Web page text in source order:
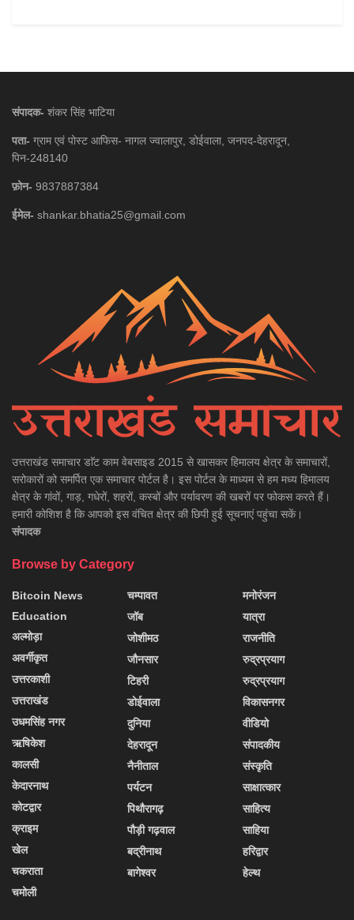
संपादक- शंकर सिंह भाटिया
पता- ग्राम एवं पोस्ट आफिस- नागल ज्वालापुर, डोईवाला, जनपद-देहरादून,
पिन-248140
फ़ोन- 9837887384
ईमेल- shankar.bhatia25@gmail.com
उत्तराखंड समाचार डाॅट काम वेबसाइड 2015 से खासकर हिमालय क्षेत्र के समाचारों,
सरोकारों को समर्पित एक समाचार पोर्टल है। इस पोर्टल के माध्यम से हम मध्य हिमालय
क्षेत्र के गांवों, गाड़, गधेरों, शहरों, कस्बों और पर्यावरण की खबरों पर फोकस करते हैं।
हमारी कोशिश है कि आपको इस वंचित क्षेत्र की छिपी हुई सूचनाएं पहुंचा सकें।
संपादक
Browse by Category
Bitcoin News
Education
अल्मोड़ा
अवर्गीकृत
उत्तरकाशी
उत्तराखंड
उधमसिंह नगर
ऋषिकेश
कालसी
केदारनाथ
कोटद्वार
क्राइम
खेल
चकराता
चमोली
चम्पावत
जॉब
जोशीमठ
जौनसार
टिहरी
डोईवाला
दुनिया
देहरादून
नैनीताल
पर्यटन
पिथौरागढ़
पौड़ी गढ़वाल
बद्रीनाथ
बागेश्वर
मनोरंजन
यात्रा
राजनीति
रुद्रप्रयाग
रुद्रप्रयाग
विकासनगर
वीडियो
संपादकीय
संस्कृति
साक्षात्कार
साहित्य
साहिया
हरिद्वार
हेल्थ